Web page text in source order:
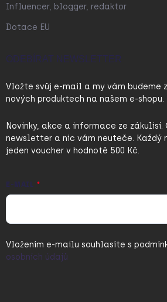
Influencer, blogger, redaktor
Dotace EU
ODEBÍRAT NEWSLETTER
Vložte svůj e-mail a my vám budeme
nových produktech na našem e-shopu.
Novinky, akce a informace ze zákulisí.
newsletter a nic vám neuteče. Každý
jeden voucher v hodnotě 500 Kč.
E-MAIL
Vložením e-mailu souhlasíte s
osobních údajů